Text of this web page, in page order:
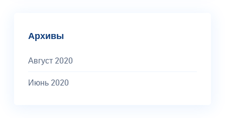
Архивы
Август 2020
Июнь 2020